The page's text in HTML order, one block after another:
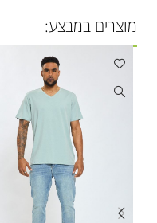
מוצרים במבצע: